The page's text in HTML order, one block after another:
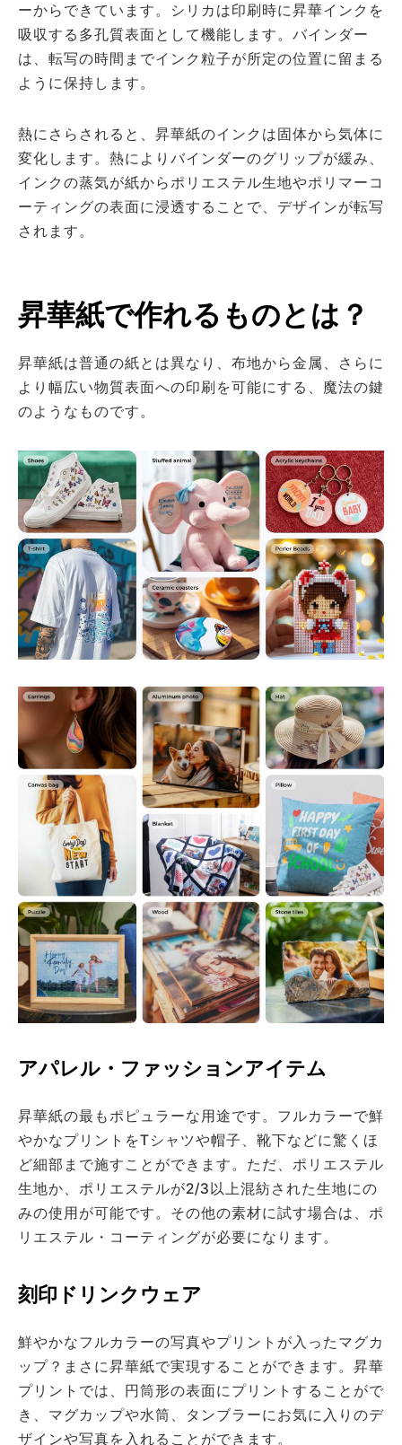
ーからできています。シリカは印刷時に昇華インクを
吸収する多孔質表面として機能します。バインダー
は、転写の時間までインク粒子が所定の位置に留まる
ように保持します。
熱にさらされると、昇華紙のインクは固体から気体に
変化します。熱によりバインダーのグリップが緩み、
インクの蒸気が紙からポリエステル生地やポリマーコ
ーティングの表面に浸透することで、デザインが転写
されます。
昇華紙で作れるものとは？
昇華紙は普通の紙とは異なり、布地から金属、さらに
より幅広い物質表面への印刷を可能にする、魔法の鍵
のようなものです。
アパレル・ファッションアイテム
昇華紙の最もポピュラーな用途です。フルカラーで鮮
やかなプリントをTシャツや帽子、靴下などに驚くほ
ど細部まで施すことができます。ただ、ポリエステル
生地か、ポリエステルが2/3以上混紡された生地にの
みの使用が可能です。その他の素材に試す場合は、ポ
リエステル・コーティングが必要になります。
刻印ドリンクウェア
鮮やかなフルカラーの写真やプリントが入ったマグカ
ップ？まさに昇華紙で実現することができます。昇華
プリントでは、円筒形の表面にプリントすることがで
き、マグカップや水筒、タンブラーにお気に入りのデ
ザインや写真を入れることができます。